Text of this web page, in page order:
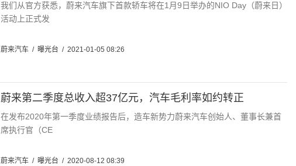
我们从官方获悉，蔚来汽车旗下首款轿车将在1月9日举办的NIO Day（蔚来日）
活动上正式发
蔚来汽车 / 曝光台 / 2021-01-05 08:26
蔚来第二季度总收入超37亿元，汽车毛利率如约转正
在发布2020年第一季度业绩报告后，造车新势力蔚来汽车创始人、董事长兼首
席执行官（CE
蔚来汽车 / 曝光台 / 2020-08-12 08:39